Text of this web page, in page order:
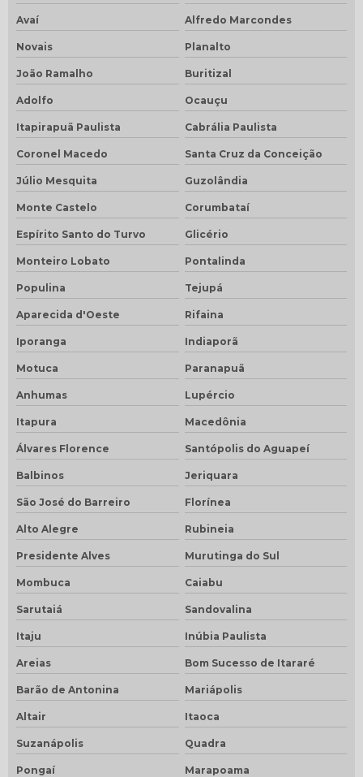
Avaí Alfredo Marcondes
Novais Planalto
João Ramalho Buritizal
Adolfo Ocauçu
Itapirapuã Paulista Cabrália Paulista
Coronel Macedo Santa Cruz da Conceição
Júlio Mesquita Guzolândia
Monte Castelo Corumbataí
Espírito Santo do Turvo Glicério
Monteiro Lobato Pontalinda
Populina Tejupá
Aparecida d'Oeste Rifaina
Iporanga Indiaporã
Motuca Paranapuã
Anhumas Lupércio
Itapura Macedônia
Álvares Florence Santópolis do Aguapeí
Balbinos Jeriquara
São José do Barreiro Florínea
Alto Alegre Rubineia
Presidente Alves Murutinga do Sul
Mombuca Caiabu
Sarutaiá Sandovalina
Itaju Inúbia Paulista
Areias Bom Sucesso de Itararé
Barão de Antonina Mariápolis
Altair Itaoca
Suzanápolis Quadra
Pongaí Marapoama